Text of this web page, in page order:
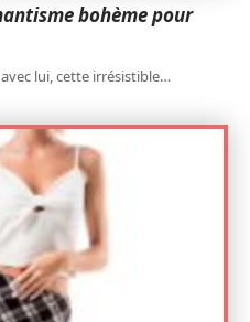
bohème pour
lui, cette irrésistible…